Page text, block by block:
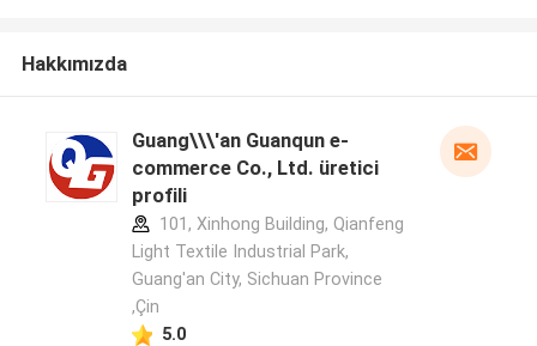
Hakkımızda
Guang\\\'an Guanqun e-
commerce Co., Ltd. üretici
profili
101, Xinhong Building, Qianfeng
Light Textile Industrial Park,
Guang'an City, Sichuan Province
,Çin
5.0